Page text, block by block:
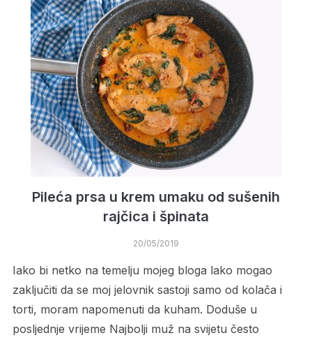
Pileća prsa u krem umaku od sušenih
rajčica i špinata
20/05/2019
Iako bi netko na temelju mojeg bloga lako mogao
zaključiti da se moj jelovnik sastoji samo od kolača i
torti, moram napomenuti da kuham. Doduše u
posljednje vrijeme Najbolji muž na svijetu često